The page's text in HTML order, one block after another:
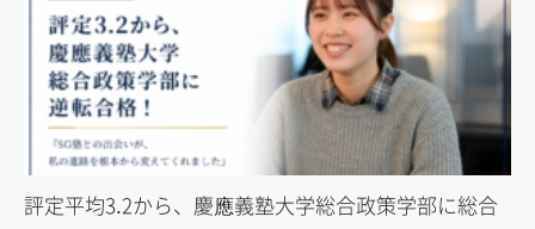
評定平均3.2から、慶應義塾大学総合政策学部に総合